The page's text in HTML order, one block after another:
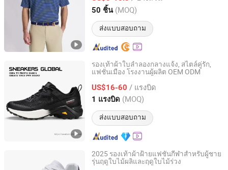
50 ชิ้น (MOQ)
ส่งแบบสอบถาม
Guangdong, China อัตราจาก 2025
รองเท้าผ้าใบลำลองกลางแจ้ง, สไตล์คู่รัก,
แฟชั่นเมือง โรงงานผู้ผลิต OEM ODM
US$16-60 / แรงบิด
1 แรงบิด (MOQ)
ส่งแบบสอบถาม
Fujian Sneakers Investment Co., Ltd.
Fujian, China อัตราจาก 2025
2025 รองเท้าผ้าฝ้ายแฟชั่นกีฬาสำหรับผู้ชาย
รุ่นฤดูใบไม้ผลิและฤดูใบไม้ร่วง
Jinjiang Chengxin Cosmetics Co., Ltd